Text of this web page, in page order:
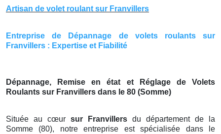
Artisan de volet roulant sur Franvillers
Entreprise de Dépannage de volets roulants sur
Franvillers : Expertise et Fiabilité
Dépannage, Remise en état et Réglage de Volets
Roulants sur Franvillers dans le 80 (Somme)
Située au cœur sur Franvillers du département de la
Somme (80), notre entreprise est spécialisée dans le